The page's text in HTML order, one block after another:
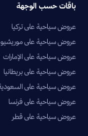
باقات حسب الوجهة
عروض سياحية على تركيا
عروض سياحية على
عروض سياحية على الإمارات
عروض سياحية على بريطانيا
عروض سياحية على
عروض سياحية على فرنسا
عروض سياحية على قطر